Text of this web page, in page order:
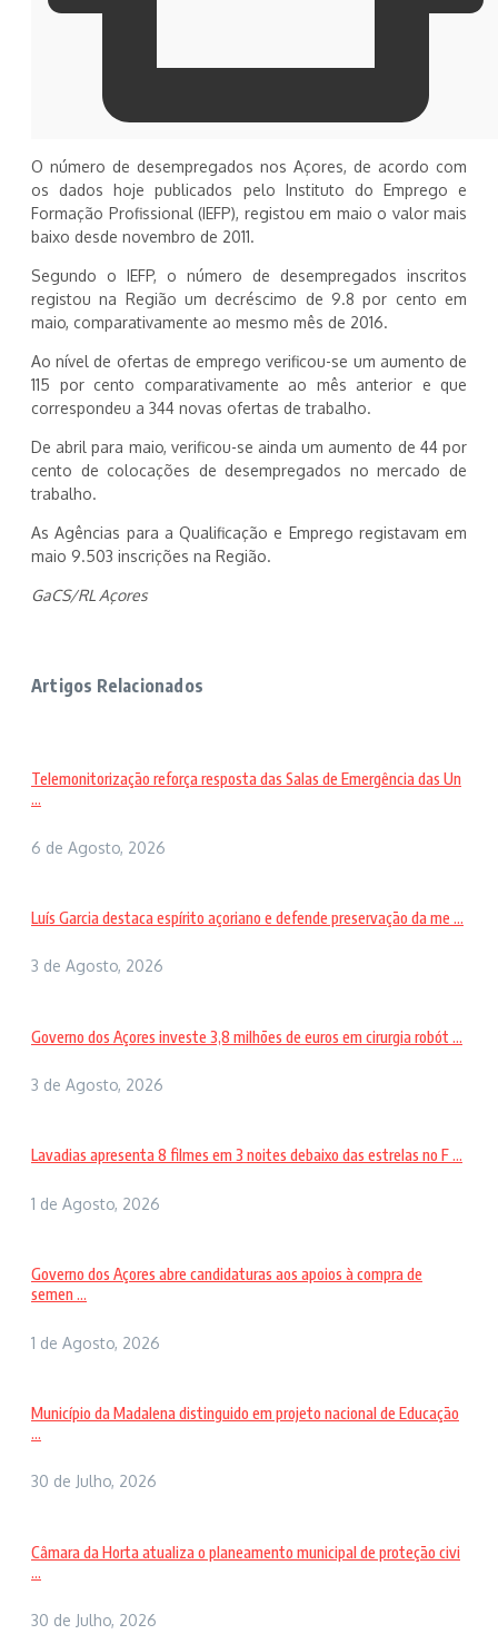
O número de desempregados nos Açores, de acordo com
os dados hoje publicados pelo Instituto do Emprego e
Formação Profissional (IEFP), registou em maio o valor mais
baixo desde novembro de 2011.
Segundo o IEFP, o número de desempregados inscritos
registou na Região um decréscimo de 9.8 por cento em
maio, comparativamente ao mesmo mês de 2016.
Ao nível de ofertas de emprego verificou-se um aumento de
115 por cento comparativamente ao mês anterior e que
correspondeu a 344 novas ofertas de trabalho.
De abril para maio, verificou-se ainda um aumento de 44 por
cento de colocações de desempregados no mercado de
trabalho.
As Agências para a Qualificação e Emprego registavam em
maio 9.503 inscrições na Região.
GaCS/RL Açores
Artigos Relacionados
Telemonitorização reforça resposta das Salas de Emergência das Un
...
6 de Agosto, 2026
Luís Garcia destaca espírito açoriano e defende preservação da me ...
3 de Agosto, 2026
Governo dos Açores investe 3,8 milhões de euros em cirurgia robót ...
3 de Agosto, 2026
Lavadias apresenta 8 filmes em 3 noites debaixo das estrelas no F ...
1 de Agosto, 2026
Governo dos Açores abre candidaturas aos apoios à compra de
semen ...
1 de Agosto, 2026
Município da Madalena distinguido em projeto nacional de Educação
...
30 de Julho, 2026
Câmara da Horta atualiza o planeamento municipal de proteção civi
...
30 de Julho, 2026